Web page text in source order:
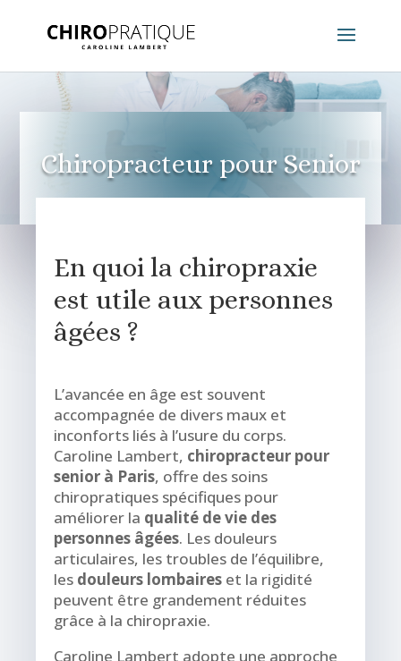
Chiropracteur pour Senior
En quoi la chiropraxie
est utile aux personnes
âgées ?
L’avancée en âge est souvent
accompagnée de divers maux et
inconforts liés à l’usure du corps.
Caroline Lambert, chiropracteur pour
senior à Paris, offre des soins
chiropratiques spécifiques pour
améliorer la qualité de vie des
personnes âgées. Les douleurs
articulaires, les troubles de l’équilibre,
les douleurs lombaires et la rigidité
peuvent être grandement réduites
grâce à la chiropraxie.
Caroline Lambert adopte une approche